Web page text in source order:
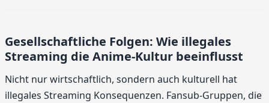
Gesellschaftliche Folgen: Wie illegales
Streaming die Anime-Kultur beeinflusst
Nicht nur wirtschaftlich, sondern auch kulturell hat
illegales Streaming Konsequenzen. Fansub-Gruppen, die